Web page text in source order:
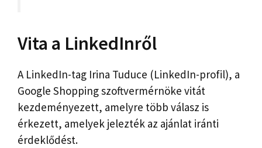
Vita a LinkedInről
A LinkedIn-tag Irina Tuduce (LinkedIn-profil), a
Google Shopping szoftvermérnöke vitát
kezdeményezett, amelyre több válasz is
érkezett, amelyek jelezték az ajánlat iránti
érdeklődést.